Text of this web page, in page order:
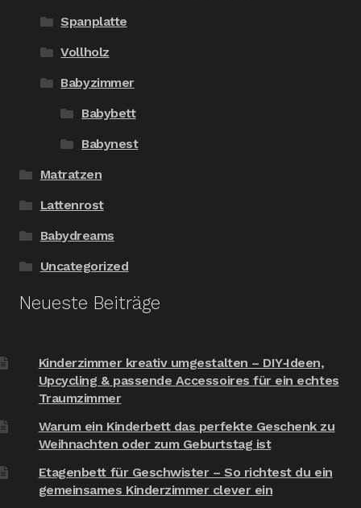
Spanplatte
Vollholz
Babyzimmer
Babybett
Babynest
Matratzen
Lattenrost
Babydreams
Uncategorized
Neueste Beiträge
Kinderzimmer kreativ umgestalten – DIY‑Ideen,
Upcycling & passende Accessoires für ein echtes
Traumzimmer
Warum ein Kinderbett das perfekte Geschenk zu
Weihnachten oder zum Geburtstag ist
Etagenbett für Geschwister – So richtest du ein
gemeinsames Kinderzimmer clever ein